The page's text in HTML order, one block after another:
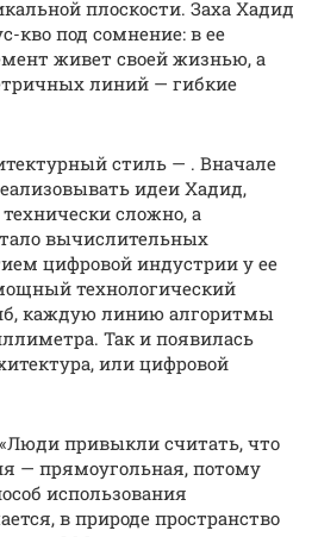
плоскости. Заха Хадид
кво под сомнение: в ее
живет своей жизнью, а
линий — гибкие
стиль — . Вначале
идеи Хадид,
сложно, а
вычислительных
цифровой индустрии у ее
технологический
каждую линию алгоритмы
Так и появилась
или цифровой
привыкли считать, что
— прямоугольная, потому
использования
в природе пространство